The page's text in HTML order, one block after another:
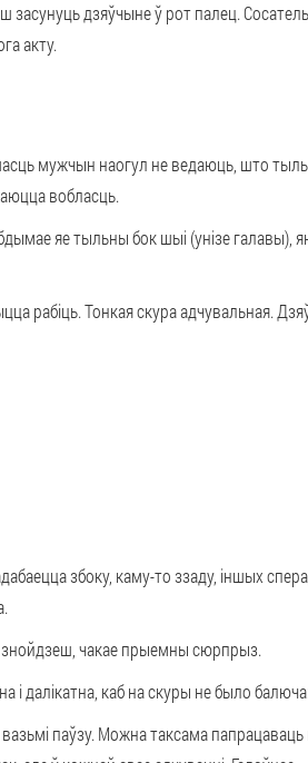
засунуць дзяўчыне ў рот палец.
акту.
мужчын наогул не ведаюць, што
вобласць.
яе тыльны бок шыі (унізе галавы),
рабіць. Тонкая скура адчувальная.
збоку, каму-то ззаду, іншых
знойдзеш, чакае прыемны сюрпрыз.
і далікатна, каб на скуры не было
вазьмі паўзу. Можна таксама